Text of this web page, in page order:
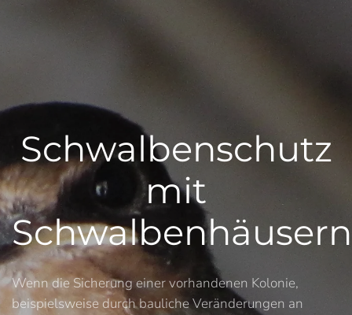
Schwalbenschutz
mit
Schwalbenhäusern
Wenn die Sicherung einer vorhandenen Kolonie,
beispielsweise durch bauliche Veränderungen an